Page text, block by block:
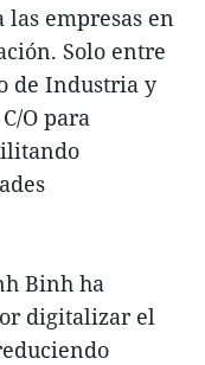
las empresas en
Solo entre
de Industria y
O para
Binh ha
digitalizar el